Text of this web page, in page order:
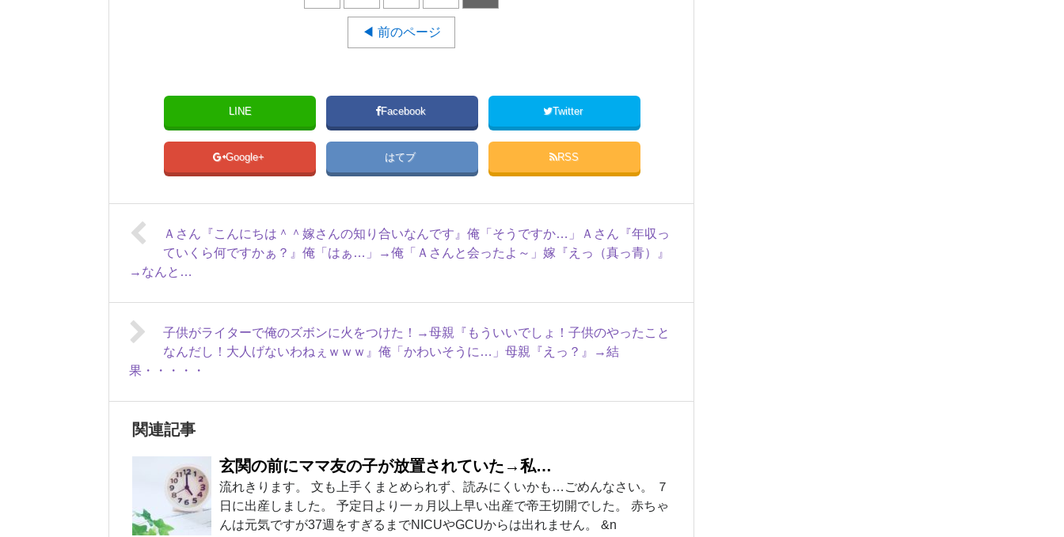
◀ 前のページ
LINE Facebook Twitter
Google+ はてブ RSS
Ａさん『こんにちは＾＾嫁さんの知り合いなんです』俺「そうですか…」Ａさん『年収っ
ていくら何ですかぁ？』俺「はぁ…」→俺「Ａさんと会ったよ～」嫁『えっ（真っ青）』
→なんと…
子供がライターで俺のズボンに火をつけた！→母親『もういいでしょ！子供のやったこと
なんだし！大人げないわねぇｗｗｗ』俺「かわいそうに…」母親『えっ？』→結
果・・・・・
関連記事
玄関の前にママ友の子が放置されていた→私…
流れきります。 文も上手くまとめられず、読みにくいかも…ごめんなさい。 ７
日に出産しました。 予定日より一ヵ月以上早い出産で帝王切開でした。 赤ちゃ
んは元気ですが37週をすぎるまでNICUやGCUからは出れません。 &n